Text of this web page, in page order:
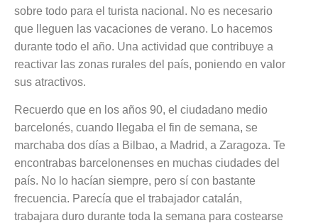
sobre todo para el turista nacional. No es necesario
que lleguen las vacaciones de verano. Lo hacemos
durante todo el año. Una actividad que contribuye a
reactivar las zonas rurales del país, poniendo en valor
sus atractivos.
Recuerdo que en los años 90, el ciudadano medio
barcelonés, cuando llegaba el fin de semana, se
marchaba dos días a Bilbao, a Madrid, a Zaragoza. Te
encontrabas barcelonenses en muchas ciudades del
país. No lo hacían siempre, pero sí con bastante
frecuencia. Parecía que el trabajador catalán,
trabajara duro durante toda la semana para costearse